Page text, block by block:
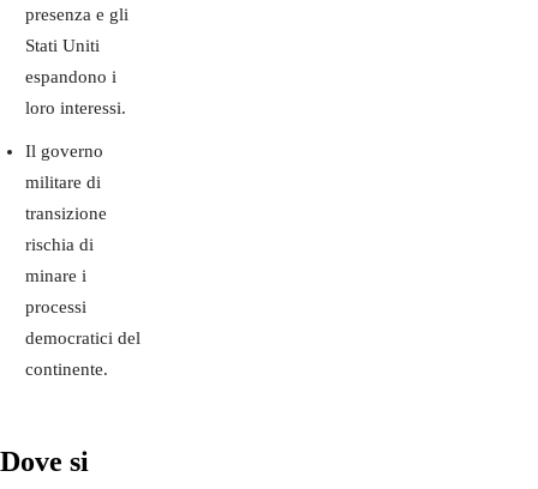
presenza e gli
Stati Uniti
espandono i
loro interessi.
Il governo
militare di
transizione
rischia di
minare i
processi
democratici del
continente.
Dove si